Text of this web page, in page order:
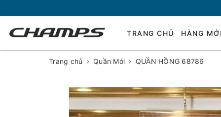
TRANG CHỦ HÀNG
Trang chủ Quần Mới QUẦN HỒNG 68786